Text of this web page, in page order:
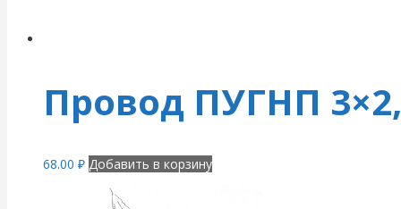
Провод ПУГНП
68.00 ₽ Добавить в корзину